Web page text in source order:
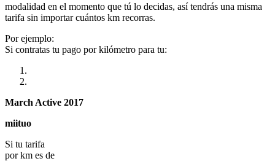
modalidad en el momento que tú lo decidas, así tendrás una misma
tarifa sin importar cuántos km recorras.
Por ejemplo:
Si contratas tu pago por kilómetro para tu:
March Active 2017
miituo
Si tu tarifa
por km es de